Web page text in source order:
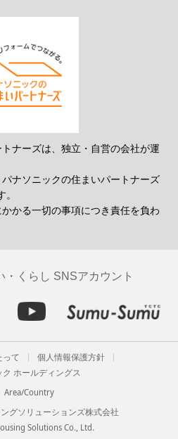
ナーズは、独立・自営の会社が運
ナソニックの住まいパートナーズ
かる一切の事項につき責任を負わ
・くらし SNSアカウント
て
個人情報保護方針
ホールディングス
Area/Country
グソリューションズ株式会社
Solutions Co., Ltd.